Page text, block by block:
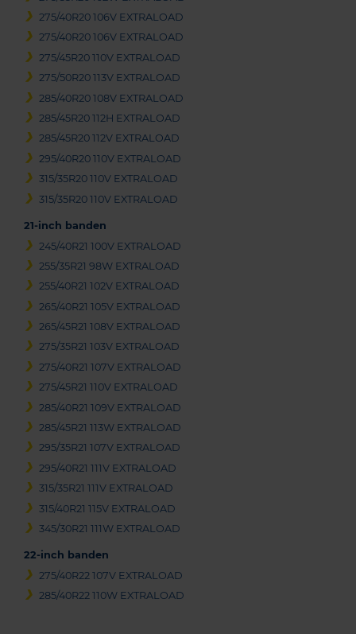
275/40R20 106V EXTRALOAD
275/40R20 106V EXTRALOAD
275/45R20 110V EXTRALOAD
275/50R20 113V EXTRALOAD
285/40R20 108V EXTRALOAD
285/45R20 112H EXTRALOAD
285/45R20 112V EXTRALOAD
295/40R20 110V EXTRALOAD
315/35R20 110V EXTRALOAD
315/35R20 110V EXTRALOAD
21-inch banden
245/40R21 100V EXTRALOAD
255/35R21 98W EXTRALOAD
255/40R21 102V EXTRALOAD
265/40R21 105V EXTRALOAD
265/45R21 108V EXTRALOAD
275/35R21 103V EXTRALOAD
275/40R21 107V EXTRALOAD
275/45R21 110V EXTRALOAD
285/40R21 109V EXTRALOAD
285/45R21 113W EXTRALOAD
295/35R21 107V EXTRALOAD
295/40R21 111V EXTRALOAD
315/35R21 111V EXTRALOAD
315/40R21 115V EXTRALOAD
345/30R21 111W EXTRALOAD
22-inch banden
275/40R22 107V EXTRALOAD
285/40R22 110W EXTRALOAD